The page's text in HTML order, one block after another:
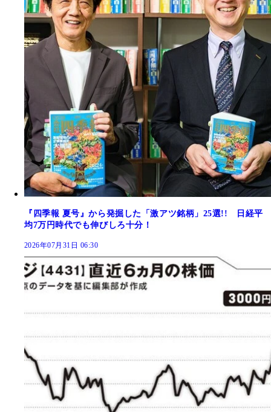
『四季報 夏号』から発掘した「激アツ銘柄」25選!! 日経平
均7万円時代でも伸びしろ十分！
2026年07月31日 06:30